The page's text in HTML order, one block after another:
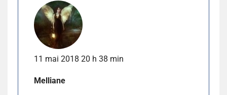
11 mai 2018 20 h 38 min
Melliane